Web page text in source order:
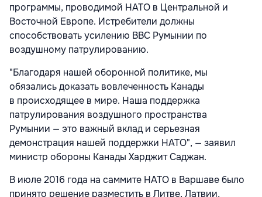
программы, проводимой НАТО в Центральной и
Восточной Европе. Истребители должны
способствовать усилению ВВС Румынии по
воздушному патрулированию.
"Благодаря нашей оборонной политике, мы
обязались доказать вовлеченность Канады
в происходящее в мире. Наша поддержка
патрулирования воздушного пространства
Румынии — это важный вклад и серьезная
демонстрация нашей поддержки НАТО", — заявил
министр обороны Канады Харджит Саджан.
В июле 2016 года на саммите НАТО в Варшаве было
принято решение разместить в Литве, Латвии,